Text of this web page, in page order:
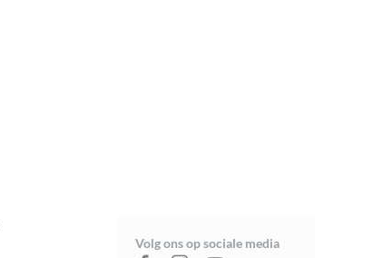
Volg ons op sociale media